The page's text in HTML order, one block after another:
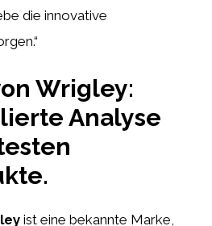
die innovative
Wrigley:
Analyse
ist eine bekannte Marke,